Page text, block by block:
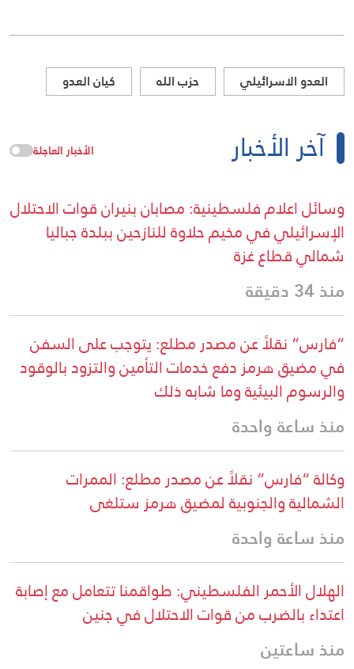
العدو الاسرائيلي حزب الله كيان العدو
آخر الأخبار الأخبار العاجلة
وسائل اعلام فلسطينية: مصابان بنيران قوات الاحتلال
الإسرائيلي في مخيم حلاوة للنازحين ببلدة جباليا
شمالي قطاع غزة
منذ 34 دقيقة
“فارس” نقلاً عن مصدر مطلع: يتوجب على السفن
في مضيق هرمز دفع خدمات التأمين والتزود بالوقود
والرسوم البيئية وما شابه ذلك
منذ ساعة واحدة
وكالة “فارس” نقلاً عن مصدر مطلع: الممرات
الشمالية والجنوبية لمضيق هرمز ستلغى
منذ ساعة واحدة
الهلال الأحمر الفلسطيني: طواقمنا تتعامل مع إصابة
اعتداء بالضرب من قوات الاحتلال في جنين
منذ ساعتين